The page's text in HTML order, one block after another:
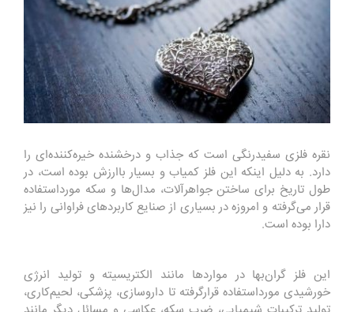
نقره فلزی سفیدرنگی است که جذاب و درخشنده خیره‌کننده‌ای را
دارد. به دلیل اینکه این فلز کمیاب و بسیار باارزش بوده است، در
طول تاریخ برای ساختن جواهرآلات، مدال‌ها و سکه مورداستفاده
قرار می‌گرفته و امروزه در بسیاری از صنایع کاربردهای فراوانی را نیز
دارا بوده است.
این فلز گران‌بها در مواردها مانند الکتریسیته و تولید انرژی
خورشیدی مورداستفاده قرارگرفته تا داروسازی، پزشکی، لحیم‌کاری،